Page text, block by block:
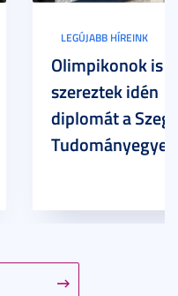
LEGÚJABB HÍREINK
Olimpikonok is
szereztek idén
diplomát a